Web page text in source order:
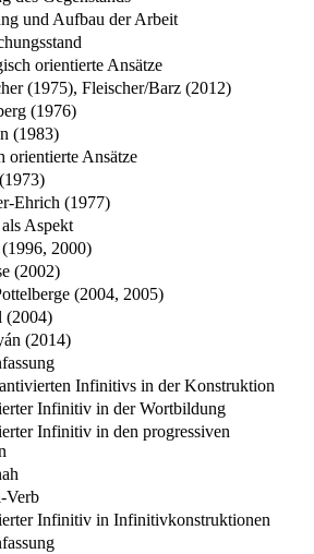
und Aufbau der Arbeit
orientierte Ansätze
(1975), Fleischer/Barz (2012)
(1976)
(1983)
orientierte Ansätze
Ehrich (1977)
Aspekt
2000)
(2002)
(2004, 2005)
(2004)
(2014)
Infinitivs in der Konstruktion
Infinitiv in der Wortbildung
Infinitiv in den progressiven
Verb
Infinitiv in Infinitivkonstruktionen